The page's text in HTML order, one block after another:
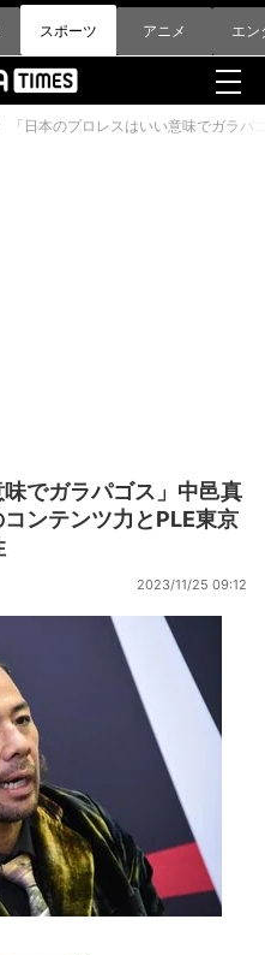
スポーツ アニメ エン
「日本のプロレスはいい意味でガラ
味でガラパゴス」中邑真
ンテンツ力とPLE東京
2023/11/25 09:12